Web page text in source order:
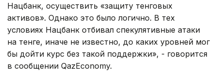
Нацбанк, осуществить «защиту тенговых
активов». Однако это было логично. В тех
условиях Нацбанк отбивал спекулятивные атаки
на тенге, иначе не известно, до каких уровней мог
бы дойти курс без такой поддержки», - говорится
в сообщении QazEconomy.